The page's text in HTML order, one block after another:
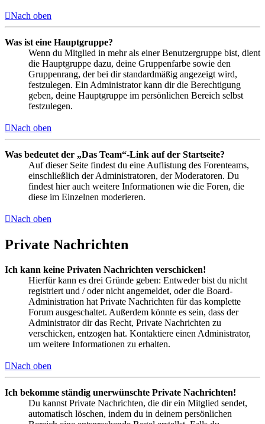
Nach oben
Was ist eine Hauptgruppe?
Wenn du Mitglied in mehr als einer Benutzergruppe bist, dient
die Hauptgruppe dazu, deine Gruppenfarbe sowie den
Gruppenrang, der bei dir standardmäßig angezeigt wird,
festzulegen. Ein Administrator kann dir die Berechtigung
geben, deine Hauptgruppe im persönlichen Bereich selbst
festzulegen.
Nach oben
Was bedeutet der „Das Team“-Link auf der Startseite?
Auf dieser Seite findest du eine Auflistung des Forenteams,
einschließlich der Administratoren, der Moderatoren. Du
findest hier auch weitere Informationen wie die Foren, die
diese im Einzelnen moderieren.
Nach oben
Private Nachrichten
Ich kann keine Privaten Nachrichten verschicken!
Hierfür kann es drei Gründe geben: Entweder bist du nicht
registriert und / oder nicht angemeldet, oder die Board-
Administration hat Private Nachrichten für das komplette
Forum ausgeschaltet. Außerdem könnte es sein, dass der
Administrator dir das Recht, Private Nachrichten zu
verschicken, entzogen hat. Kontaktiere einen Administrator,
um weitere Informationen zu erhalten.
Nach oben
Ich bekomme ständig unerwünschte Private Nachrichten!
Du kannst Private Nachrichten, die dir ein Mitglied sendet,
automatisch löschen, indem du in deinem persönlichen